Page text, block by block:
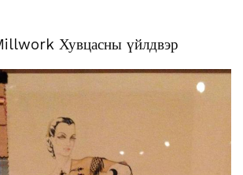
Хувцасны үйлдвэр